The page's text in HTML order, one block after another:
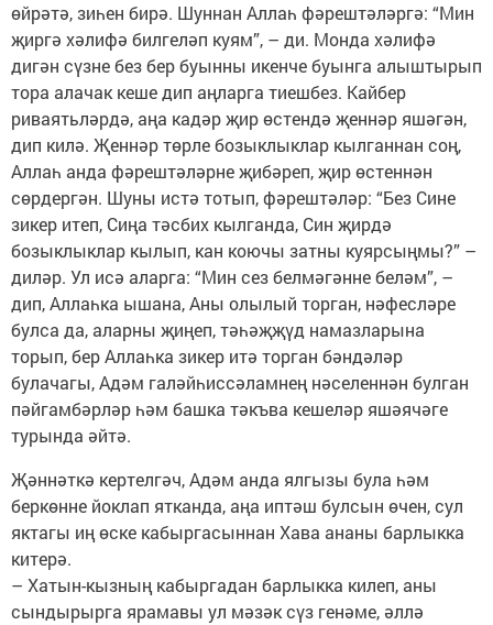
өйрәтә, зиһен бирә. Шуннан Аллаһ фәрештәләргә: “Мин
җиргә хәлифә билгеләп куям”, – ди. Монда хәлифә
дигән сүзне без бер буынны икенче буынга алыштырып
тора алачак кеше дип аңларга тиешбез. Кайбер
риваятьләрдә, аңа кадәр җир өстендә җеннәр яшәгән,
дип килә. Җеннәр төрле бозыклыклар кылганнан соң,
Аллаһ анда фәрештәләрне җибәреп, җир өстеннән
сөрдергән. Шуны истә тотып, фәрештәләр: “Без Сине
зикер итеп, Сиңа тәсбих кылганда, Син җирдә
бозыклыклар кылып, кан коючы затны куярсыңмы?” –
диләр. Ул исә аларга: “Мин сез белмәгәнне беләм”, –
дип, Аллаһка ышана, Аны олылый торган, нәфесләре
булса да, аларны җиңеп, тәһәҗҗүд намазларына
торып, бер Аллаһка зикер итә торган бәндәләр
булачагы, Адәм галәйһиссәламнең нәселеннән булган
пәйгамбәрләр һәм башка тәкъва кешеләр яшәячәге
турында әйтә.
Җәннәткә кертелгәч, Адәм анда ялгызы була һәм
беркөнне йоклап ятканда, аңа иптәш булсын өчен, сул
яктагы иң өске кабыргасыннан Хава ананы барлыкка
китерә.
– Хатын-кызның кабыргадан барлыкка килеп, аны
сындырырга ярамавы ул мәзәк сүз генәме, әллә